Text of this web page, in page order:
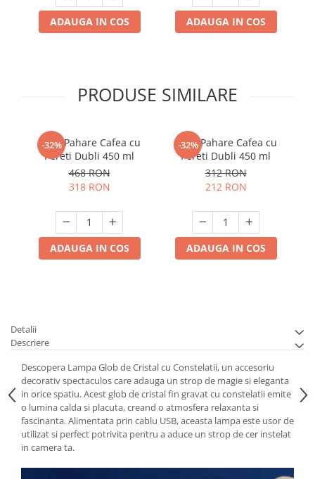
ADAUGA IN COS ADAUGA IN COS
PRODUSE SIMILARE
-32%
Set 6 Pahare Cafea cu
Pereti Dubli 450 ml
468 RON
318 RON
ADAUGA IN COS
-32%
Set 4 Pahare Cafea cu
Pereti Dubli 450 ml
312 RON
212 RON
ADAUGA IN COS
Detalii
Descriere
Descopera Lampa Glob de Cristal cu Constelatii, un accesoriu
decorativ spectaculos care adauga un strop de magie si eleganta
in orice spatiu. Acest glob de cristal fin gravat cu constelatii emite
o lumina calda si placuta, creand o atmosfera relaxanta si
fascinanta. Alimentata prin cablu USB, aceasta lampa este usor de
utilizat si perfect potrivita pentru a aduce un strop de cer instelat
in camera ta.